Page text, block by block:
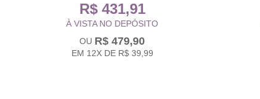
R$ 431,91
À VISTA NO DEPÓSITO
R$ 479,90
EM 12XDE R$ 39,99